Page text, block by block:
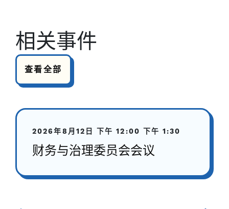
相关事件
查看全部
2026年8月12日 下午 12:00 下午 1:30
财务与治理委员会会议